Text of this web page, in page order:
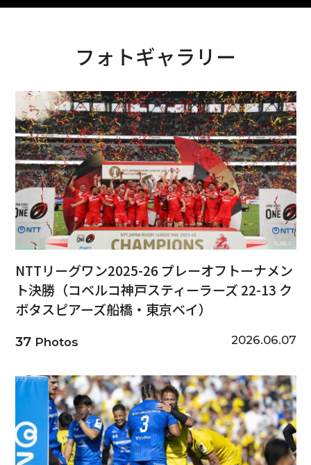
フォトギャラリー
NTTリーグワン2025-26 プレーオフトーナメン
ト決勝（コベルコ神戸スティーラーズ 22-13 ク
ボタスピアーズ船橋・東京ベイ）
37Photos 2026.06.07